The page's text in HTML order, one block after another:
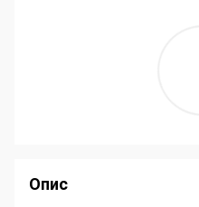
Опис